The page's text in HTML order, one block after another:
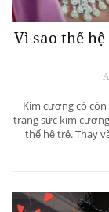
Vì sao thế
Kim cương có
trang sức kim
thế hệ trẻ. Thay